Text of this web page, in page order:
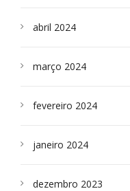
abril 2024
março 2024
fevereiro 2024
janeiro 2024
dezembro 2023